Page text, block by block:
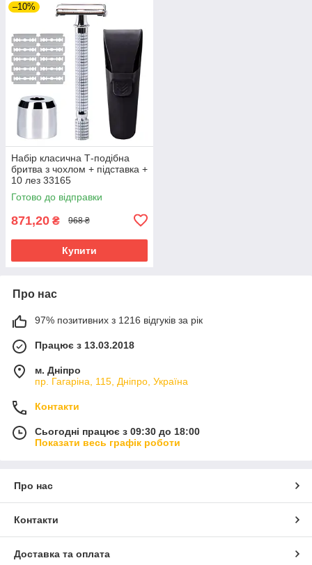
–10%
Набір класична Т-подібна
бритва з чохлом + підставка +
10 лез 33165
Готово до відправки
871,20 ₴ 968 ₴
Купити
Про нас
97% позитивних з 1216 відгуків за рік
Працює з 13.03.2018
м. Дніпро
пр. Гагаріна, 115, Дніпро, Україна
Контакти
Сьогодні працює з 09:30 до 18:00
Показати весь графік роботи
Про нас
Контакти
Доставка та оплата